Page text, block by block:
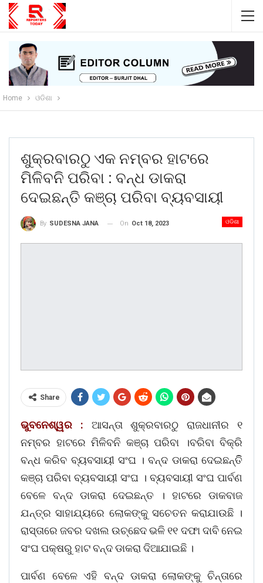
Home ଓଡିଶା
ଶୁକ୍ରବାରଠୁ ଏକ ନମ୍ବର ହାଟରେ
ମିଳିବନି ପରିବା : ବନ୍ଧ ଡାକରା
ଦେଇଛନ୍ତି କଞ୍ଚା ପରିବା ବ୍ୟବସାୟୀ
ଓଡିଶା
By SUDESNA JANA On Oct 18, 2023
Share
ଭୁବନେଶ୍ୱର :
ଆସନ୍ତା ଶୁକ୍ରବାରଠୁ ରାଜଧାନୀର ୧
ନମ୍ବର ହାଟରେ ମିଳିବନି କଞ୍ଚା ପରିବା ।ବରିବା ବିକ୍ରି
ବନ୍ଧ କରିବ ବ୍ୟବସାୟୀ ସଂଘ । ବନ୍ଦ ଡାକରା ଦେଇଛନ୍ତିି
କଞ୍ଚା ପରିବା ବ୍ୟବସାୟୀ ସଂଘ । ବ୍ୟବସାୟୀ ସଂଘ ପାର୍ବଣ
ବେଳେ ବନ୍ଦ ଡାକରା ଦେଇଛନ୍ତ । ହାଟରେ ଡାକବାଜ
ଯନ୍ତ୍ର ସାହାଯ୍ୟରେ ଲୋକଙ୍କୁ ସଚେତନ କରାଯାଉଛି ।
ରାସ୍ତାରେ ଜବର ଦଖଲ ଉଚ୍ଛେଦ ଭଳି ୧୧ ଦଫା ଦାବି ନେଇ
ସଂଘ ପକ୍ଷରୁ ହାଟ ବନ୍ଦ ଡାକରା ଦିଆଯାଇଛି ।
ପାର୍ବଣ ବେଳେ ଏହି ବନ୍ଦ ଡାକରା ଲୋକଙ୍କୁ ଚିନ୍ତାରେ